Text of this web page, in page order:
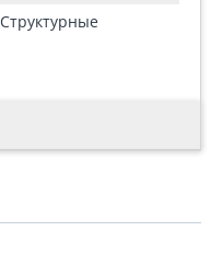
Структурные